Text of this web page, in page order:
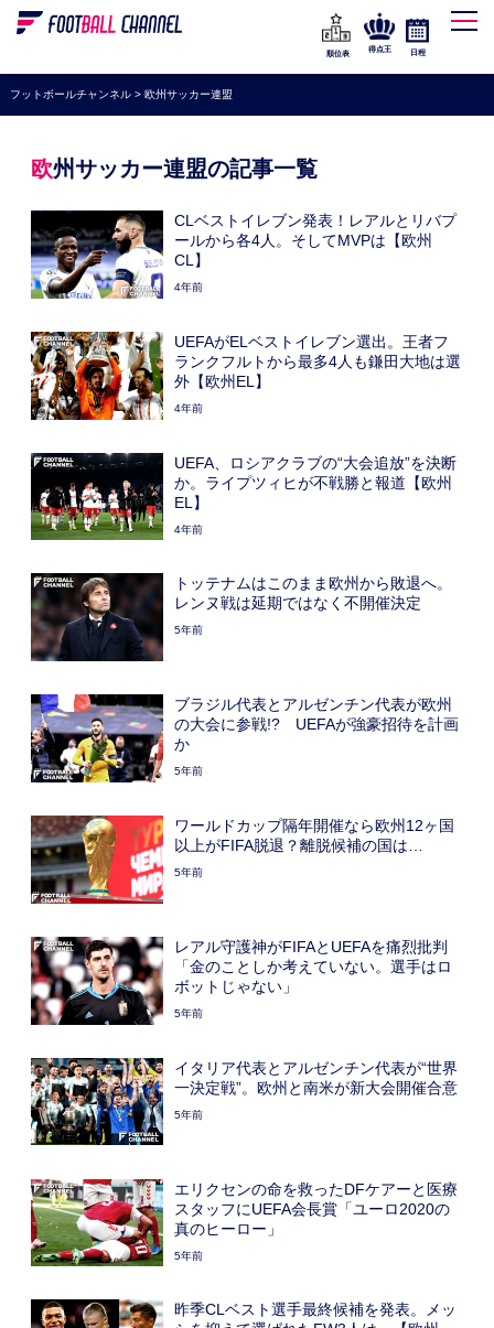
WEリーグ
海外サッカー
プレミアリーグ
ラ・リーガ
ブンデスリーガ
UEFA
高校サッカー
動画
順位表
得点王 日程
フットボールチャンネル> 欧州サッカー連盟
欧州サッカー連盟の記事一覧
CLベストイレブン発表！レアルとリバプ
ールから各4人。そしてMVPは【欧州
CL】
4年前
UEFAがELベストイレブン選出。王者フ
ランクフルトから最多4人も鎌田大地は選
外【欧州EL】
4年前
UEFA、ロシアクラブの“大会追放”を決断
か。ライプツィヒが不戦勝と報道【欧州
EL】
4年前
トッテナムはこのまま欧州から敗退へ。
レンヌ戦は延期ではなく不開催決定
5年前
ブラジル代表とアルゼンチン代表が欧州
の大会に参戦!? UEFAが強豪招待を計画
か
5年前
ワールドカップ隔年開催なら欧州12ヶ国
以上がFIFA脱退？離脱候補の国は…
5年前
レアル守護神がFIFAとUEFAを痛烈批判
「金のことしか考えていない。選手はロ
ボットじゃない」
5年前
イタリア代表とアルゼンチン代表が“世界
一決定戦”。欧州と南米が新大会開催合意
5年前
エリクセンの命を救ったDFケアーと医療
スタッフにUEFA会長賞「ユーロ2020の
真のヒーロー」
5年前
昨季CLベスト選手最終候補を発表。メッ